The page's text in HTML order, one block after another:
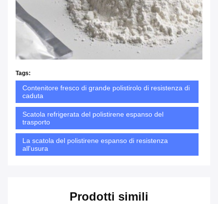
Tags:
Contenitore fresco di grande polistirolo di resistenza di
caduta
Scatola refrigerata del polistirene espanso del
trasporto
La scatola del polistirene espanso di resistenza
all'usura
Prodotti simili